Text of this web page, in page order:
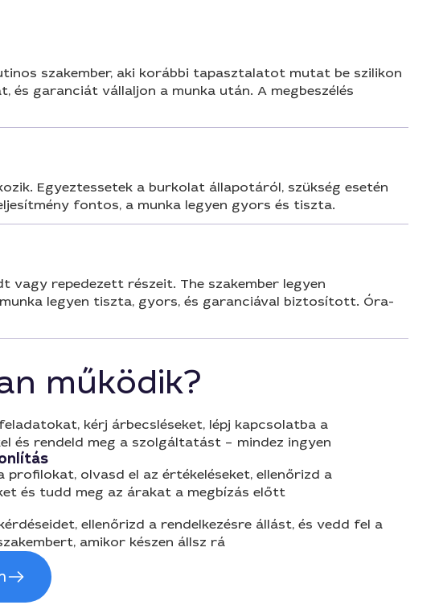
szakember, aki korábbi tapasztalatot mutat be szilikon
garanciát vállaljon a munka után. A megbeszélés
Egyeztessetek a burkolat állapotáról, szükség esetén
fontos, a munka legyen gyors és tiszta.
vagy repedezett részeit. The szakember legyen
legyen tiszta, gyors, és garanciával biztosított. Óra-
működik?
kérj árbecsléseket, lépj kapcsolatba a
és rendeld meg a szolgáltatást – mindez ingyen
profilokat, olvasd el az értékeléseket, ellenőrizd a
és tudd meg az árakat a megbízás előtt
ellenőrizd a rendelkezésre állást, és vedd fel a
amikor készen állsz rá